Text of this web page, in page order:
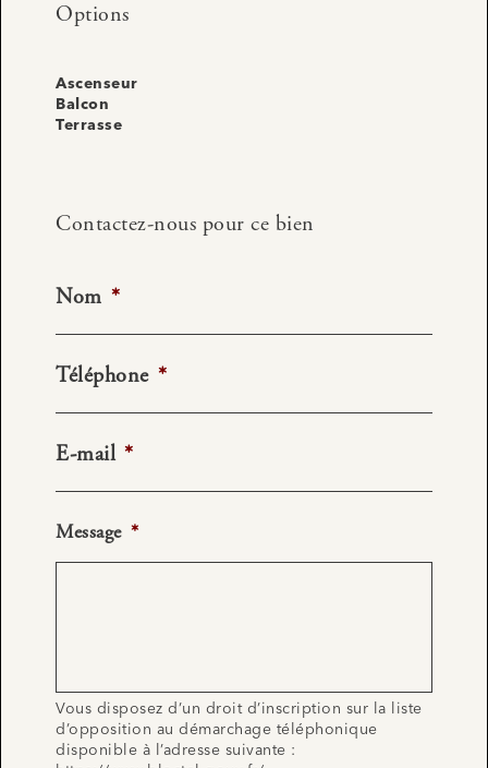
Options
Ascenseur
Balcon
Terrasse
Contactez-nous pour ce bien
Nom *
Téléphone *
E-mail *
Message *
Vous disposez d’un droit d’inscription sur la liste
d’opposition au démarchage téléphonique
disponible à l’adresse suivante :